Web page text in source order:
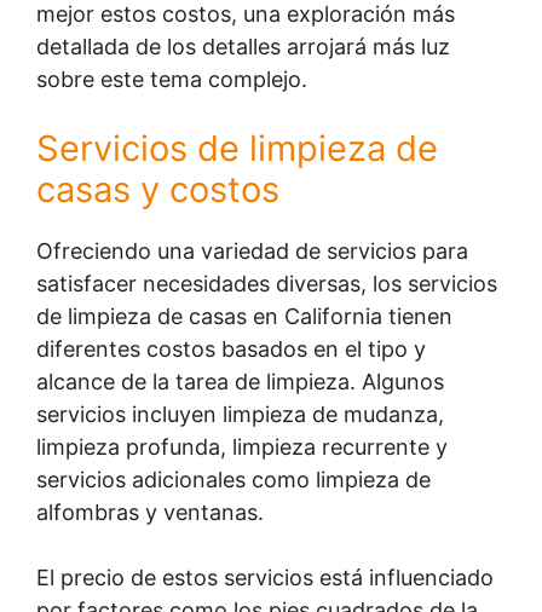
mejor estos costos, una exploración más
detallada de los detalles arrojará más luz
sobre este tema complejo.
Servicios de limpieza de
casas y costos
Ofreciendo una variedad de servicios para
satisfacer necesidades diversas, los servicios
de limpieza de casas en California tienen
diferentes costos basados en el tipo y
alcance de la tarea de limpieza. Algunos
servicios incluyen limpieza de mudanza,
limpieza profunda, limpieza recurrente y
servicios adicionales como limpieza de
alfombras y ventanas.
El precio de estos servicios está influenciado